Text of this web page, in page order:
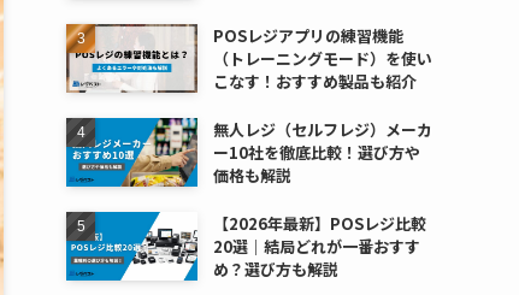
POSレジアプリの練習機能
（トレーニングモード）を使い
こなす！おすすめ製品も紹介
無人レジ（セルフレジ）メーカ
ー10社を徹底比較！選び方や
価格も解説
【2026年最新】POSレジ比較
20選｜結局どれが一番おすす
め？選び方も解説